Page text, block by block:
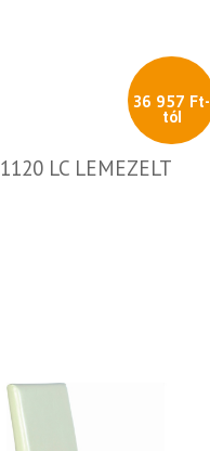
36 957 Ft-
tól
1120 LC LEMEZELT